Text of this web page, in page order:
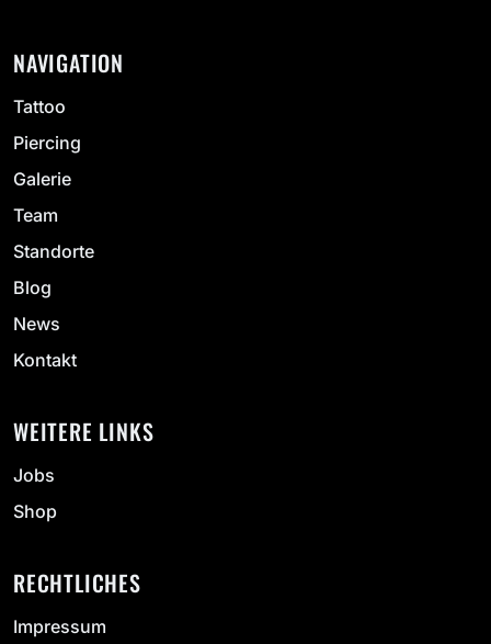
NAVIGATION
Tattoo
Piercing
Galerie
Team
Standorte
Blog
News
Kontakt
WEITERE LINKS
Jobs
Shop
RECHTLICHES
Impressum